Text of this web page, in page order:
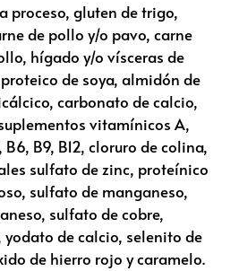
proceso, gluten de trigo,
de pollo y/o pavo, carne
hígado y/o vísceras de
de soya, almidón de
carbonato de calcio,
vitamínicos A,
B6, B9, B12, cloruro de colina,
sulfato de zinc, proteínico
sulfato de manganeso,
sulfato de cobre,
de calcio, selenito de
de hierro rojo y caramelo.